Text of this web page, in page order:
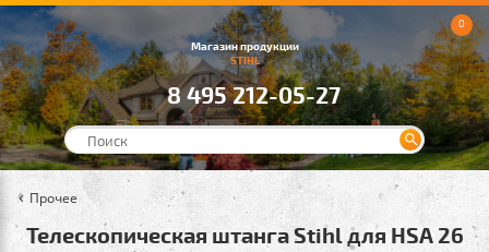
Магазин продукции
STIHL
8 495 212-05-27
0
Прочее
Телескопическая штанга Stihl для HSA 26